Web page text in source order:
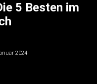
5 Besten im
2024